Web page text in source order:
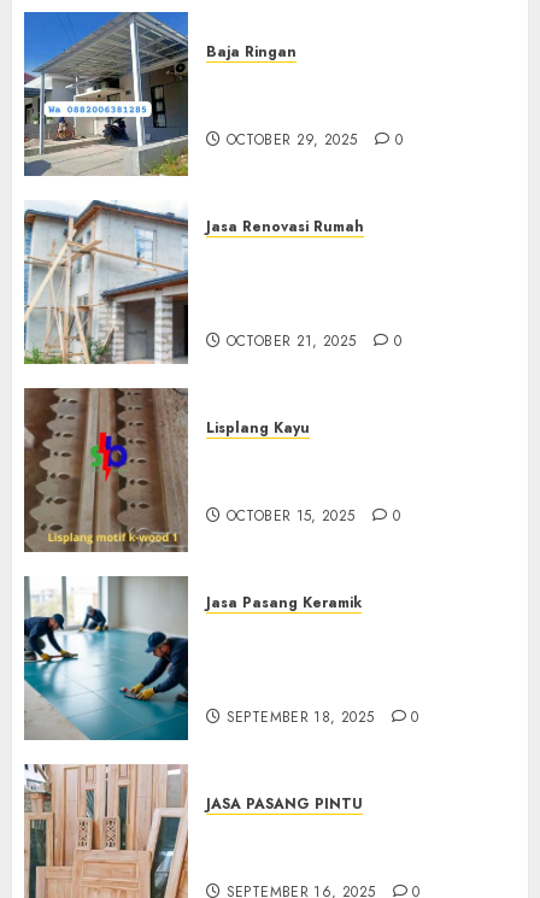
Baja Ringan
OCTOBER 29, 2025 0
Jasa Renovasi Rumah
OCTOBER 21, 2025 0
Lisplang Kayu
OCTOBER 15, 2025 0
Jasa Pasang Keramik
SEPTEMBER 18, 2025 0
JASA PASANG PINTU
SEPTEMBER 16, 2025 0